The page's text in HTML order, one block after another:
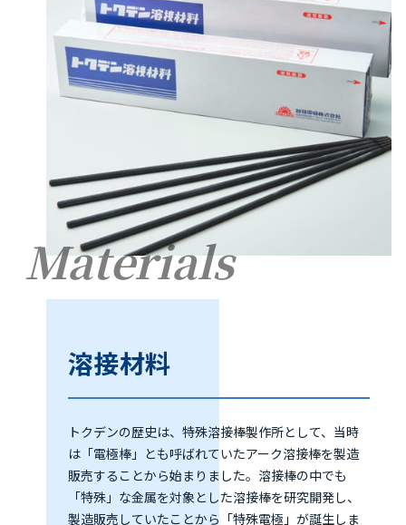
Materials
溶接材料
トクデンの歴史は、特殊溶接棒製作所として、当時
は「電極棒」とも呼ばれていたアーク溶接棒を製造
販売することから始まりました。溶接棒の中でも
「特殊」な金属を対象とした溶接棒を研究開発し、
製造販売していたことから「特殊電極」が誕生しま